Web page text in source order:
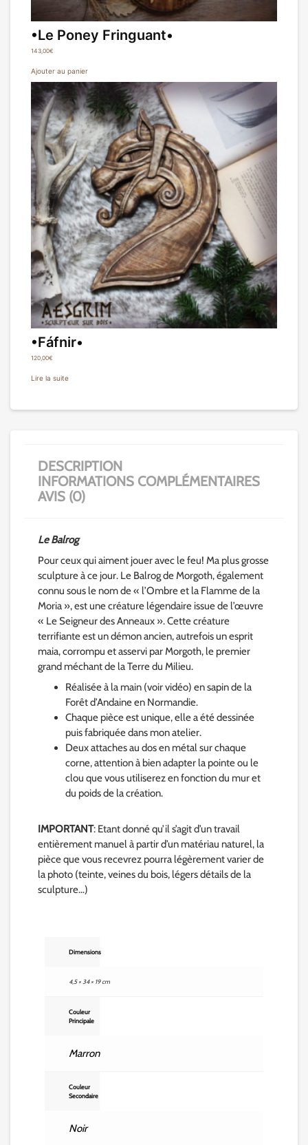
•Le Poney Fringuant•
143,00€
Ajouter au panier
•Fáfnir•
120,00€
Lire la suite
DESCRIPTION
INFORMATIONS COMPLÉMENTAIRES
AVIS (0)
Le Balrog
Pour ceux qui aiment jouer avec le feu! Ma plus grosse
sculpture à ce jour. Le Balrog de Morgoth, également
connu sous le nom de « l’Ombre et la Flamme de la
Moria », est une créature légendaire issue de l’œuvre
« Le Seigneur des Anneaux ». Cette créature
terrifiante est un démon ancien, autrefois un esprit
maia, corrompu et asservi par Morgoth, le premier
grand méchant de la Terre du Milieu.
Réalisée à la main (voir vidéo) en sapin de la
Forêt d’Andaine en Normandie.
Chaque pièce est unique, elle a été dessinée
puis fabriquée dans mon atelier.
Deux attaches au dos en métal sur chaque
corne, attention à bien adapter la pointe ou le
clou que vous utiliserez en fonction du mur et
du poids de la création.
IMPORTANT: Etant donné qu’il s’agit d’un travail
entièrement manuel à partir d’un matériau naturel, la
pièce que vous recevrez pourra légèrement varier de
la photo (teinte, veines du bois, légers détails de la
sculpture…)
Dimensions
4,5 × 34 × 19 cm
Couleur
Principale
Marron
Couleur
Secondaire
Noir